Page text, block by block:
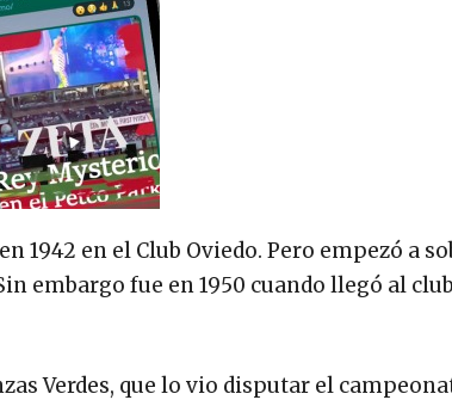
en el Club Oviedo. Pero empezó a
embargo fue en 1950 cuando llegó al
Verdes, que lo vio disputar el